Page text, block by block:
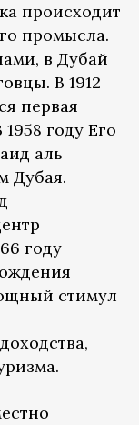
происходит
промысла.
в Дубай
В 1912
первая
году Его
аль
Дубая.
году
стимул